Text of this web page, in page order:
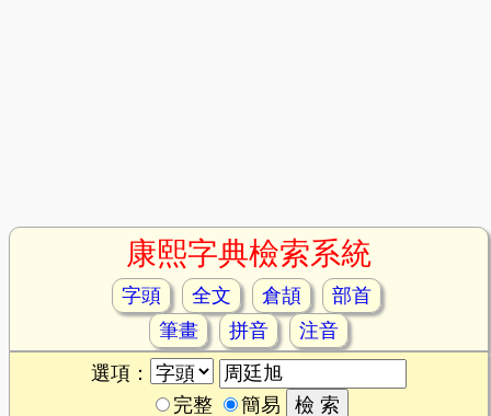
康熙字典檢索系統
字頭 全文 倉頡
部首
筆畫
拼音
注音
選項：
完整
簡易